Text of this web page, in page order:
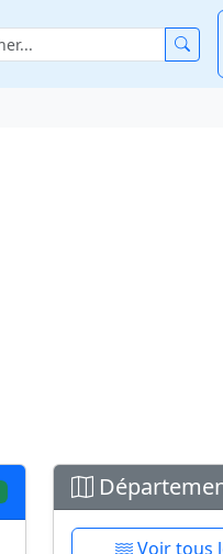
Voir tous